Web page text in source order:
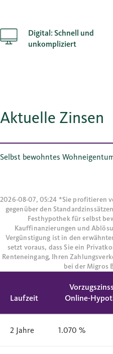
Digital: Schnell und
unkompliziert
Aktuelle Zinsen
Selbst bewohntes
2026-08-07, 05:24 *Sie profitieren
gegenüber den
Festhypothek für selbst
Kauffinanzierungen und
Vergünstigung ist in den
setzt voraus, dass Sie ein
Renteneingang, Ihren
bei der Migros
Laufzeit
Online-
2 Jahre 1.070 %